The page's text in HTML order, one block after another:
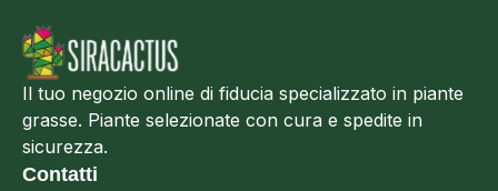
Il tuo negozio online di fiducia specializzato in piante
grasse. Piante selezionate con cura e spedite in
sicurezza.
Contatti